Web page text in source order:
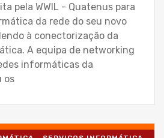
pela WWIL - Quatenus para
da rede do seu novo
à conectorização da
A equipa de networking
informáticas da
os